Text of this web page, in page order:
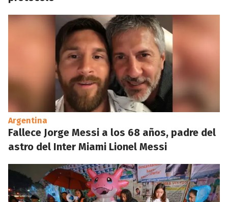
Argentina
Fallece Jorge Messi a los 68 años, padre del
astro del Inter Miami Lionel Messi